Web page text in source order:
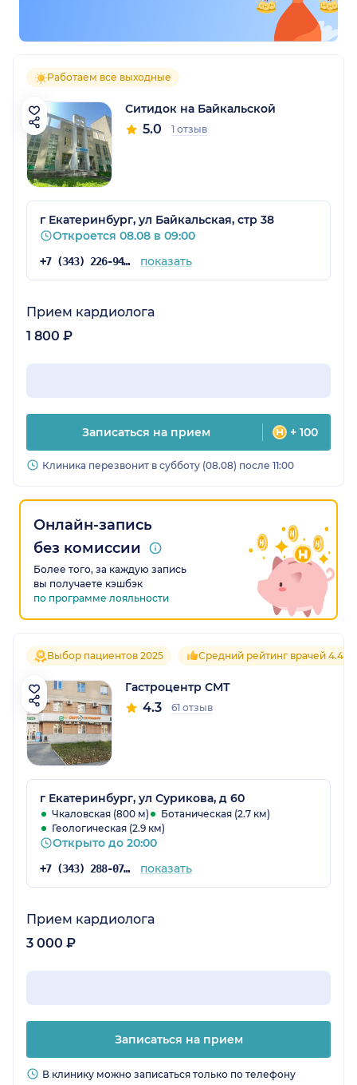
Работаем все выходные
Ситидок на Байкальской
5.0 1 отзыв
г Екатеринбург, ул Байкальская, стр 38
Откроется 08.08 в 09:00
+7 (343) 226-94-48 показать
Прием кардиолога
1 800 ₽
Записаться на прием + 100
Клиника перезвонит в субботу (08.08) после 11:00
Онлайн-запись
без комиссии
Более того, за каждую запись
вы получаете кэшбэк
по программе лояльности
Выбор пациентов 2025 Средний рейтинг врачей 4.4
Гастроцентр СМТ
4.3 61 отзыв
г Екатеринбург, ул Сурикова, д 60
Чкаловская (800 м)
Ботаническая (2.7 км)
Геологическая (2.9 км)
Открыто до 20:00
+7 (343) 288-07-54 показать
Прием кардиолога
3 000 ₽
Записаться на прием
В клинику можно записаться только по телефону